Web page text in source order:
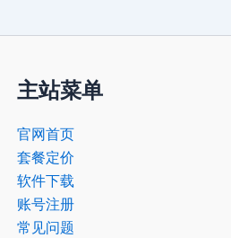
主站菜单
官网首页
套餐定价
软件下载
账号注册
常见问题